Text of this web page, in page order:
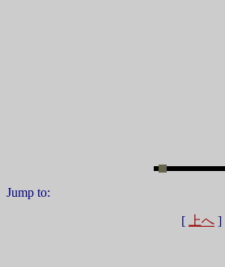
Jump to:
[ 上へ ]